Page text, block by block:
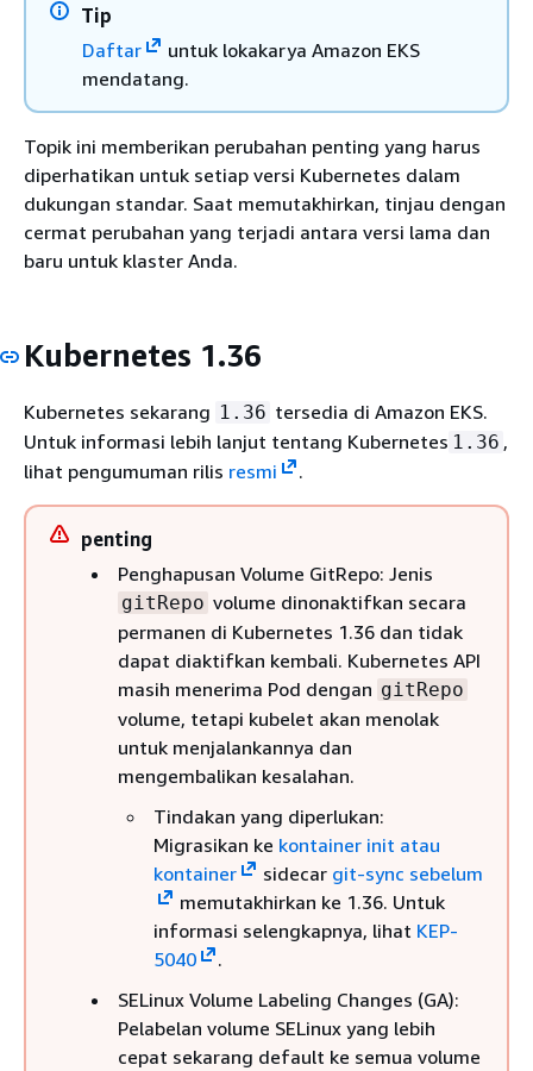
Tip
Daftar
untuk lokakarya Amazon EKS
mendatang.
Topik ini memberikan perubahan penting yang harus
diperhatikan untuk setiap versi Kubernetes dalam
dukungan standar. Saat memutakhirkan, tinjau dengan
cermat perubahan yang terjadi antara versi lama dan
baru untuk klaster Anda.
Kubernetes 1.36
Kubernetes sekarang 1.36 tersedia di Amazon EKS.
Untuk informasi lebih lanjut tentang Kubernetes 1.36 ,
lihat pengumuman rilis resmi .
penting
Penghapusan Volume GitRepo: Jenis
gitRepo volume dinonaktifkan secara
permanen di Kubernetes 1.36 dan tidak
dapat diaktifkan kembali. Kubernetes API
masih menerima Pod dengan gitRepo
volume, tetapi kubelet akan menolak
untuk menjalankannya dan
mengembalikan kesalahan.
Tindakan yang diperlukan:
Migrasikan ke kontainer init atau
kontainer
sidecar git-sync sebelum
memutakhirkan ke 1.36. Untuk
informasi selengkapnya, lihat KEP-
5040
.
SELinux Volume Labeling Changes (GA):
Pelabelan volume SELinux yang lebih
cepat sekarang default ke semua volume